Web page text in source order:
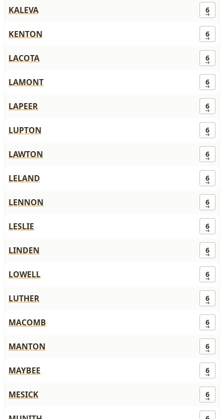
KALEVA 6
KENTON 6
LACOTA 6
LAMONT 6
LAPEER 6
LUPTON 6
LAWTON 6
LELAND 6
LENNON 6
LESLIE 6
LINDEN 6
LOWELL 6
LUTHER 6
MACOMB 6
MANTON 6
MAYBEE 6
MESICK 6